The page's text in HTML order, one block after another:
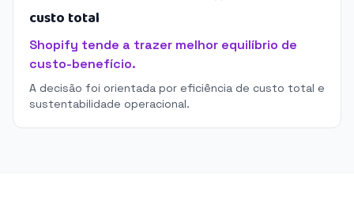
custo total
Shopify tende a trazer melhor equilíbrio de
custo-benefício.
A decisão foi orientada por eficiência de custo total e
sustentabilidade operacional.